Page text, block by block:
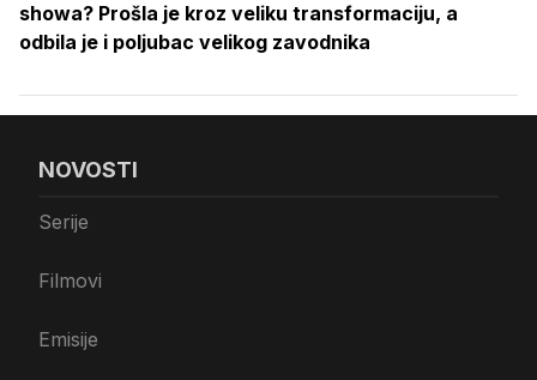
showa? Prošla je kroz veliku transformaciju, a
odbila je i poljubac velikog zavodnika
NOVOSTI
Serije
Filmovi
Emisije